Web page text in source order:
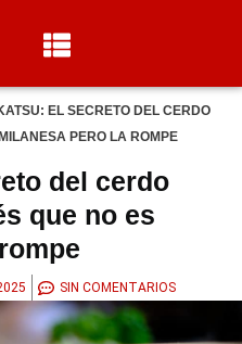
EL SECRETO DEL CERDO
PERO LA ROMPE
del cerdo
que no es
SIN COMENTARIOS